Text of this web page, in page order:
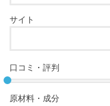
サイト
口コミ・評判
原材料・成分